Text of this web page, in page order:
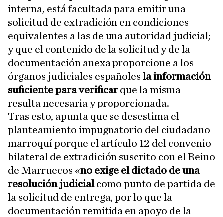
interna, está facultada para emitir una
solicitud de extradición en condiciones
equivalentes a las de una autoridad judicial;
y que el contenido de la solicitud y de la
documentación anexa proporcione a los
órganos judiciales españoles la información
suficiente para verificarque la misma
resulta necesaria y proporcionada.
Tras esto, apunta que se desestima el
planteamiento impugnatorio del ciudadano
marroquí porque el artículo 12 del convenio
bilateral de extradición suscrito con el Reino
de Marruecos «no exige el dictado de una
resolución judicialcomo punto de partida de
la solicitud de entrega, por lo que la
documentación remitida en apoyo de la